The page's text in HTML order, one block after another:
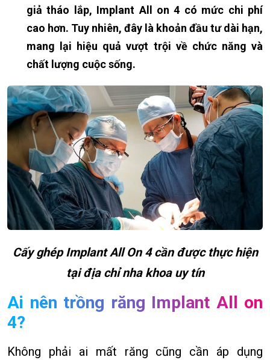
giả tháo lắp, Implant All on 4 có mức chi phí
cao hơn. Tuy nhiên, đây là khoản đầu tư dài hạn,
mang lại hiệu quả vượt trội về chức năng và
chất lượng cuộc sống.
Cấy ghép Implant All On 4 cần được thực hiện
tại địa chỉ nha khoa uy tín
Ai nên trồng răng Implant All on
4?
Không phải ai mất răng cũng cần áp dụng